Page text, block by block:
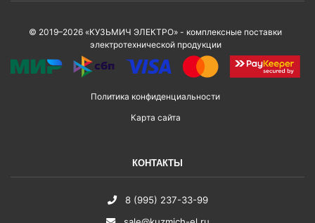
© 2019–2026 «КУЗЬМИЧ ЭЛЕКТРО» - комплексные поставки
электротехнической продукции
Политика конфиденциальности
Карта сайта
КОНТАКТЫ
8 (995) 237-33-99